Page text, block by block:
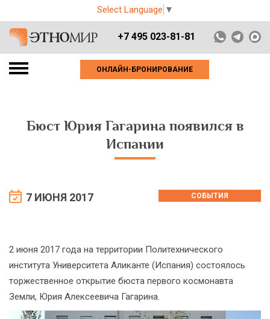
Select Language ▼
+7 495 023-81-81
ОНЛАЙН-БРОНИРОВАНИЕ
Бюст Юрия Гагарина появился в
Испании
7 ИЮНЯ 2017 СОБЫТИЯ
2 июня 2017 года на территории Политехнического
института Университета Аликанте (Испания) состоялось
торжественное открытие бюста первого космонавта
Земли, Юрия Алексеевича Гагарина.